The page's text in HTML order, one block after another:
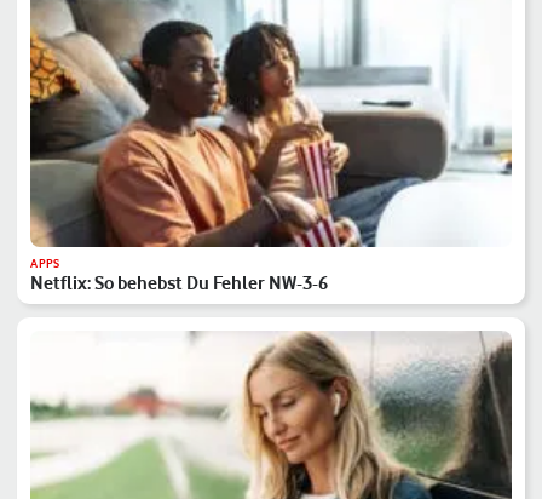
APPS
Netflix: So behebst Du Fehler NW-3-6